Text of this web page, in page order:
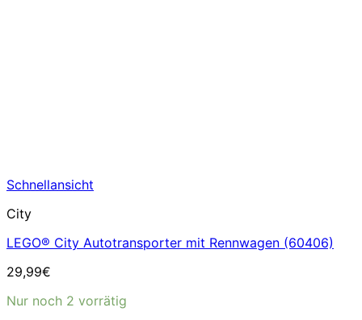
Schnellansicht
City
LEGO® City Autotransporter mit Rennwagen (60406)
29,99€
Nur noch 2 vorrätig